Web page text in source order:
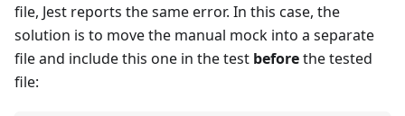
file, Jest reports the same error. In this case, the
solution is to move the manual mock into a separate
file and include this one in the test beforethe tested
file: